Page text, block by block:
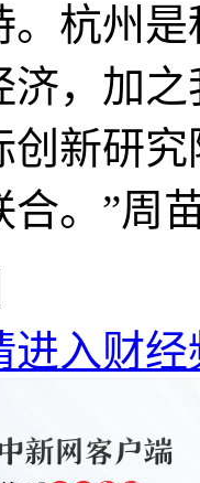
。杭州
济，加
创新研
。”周
进入财经